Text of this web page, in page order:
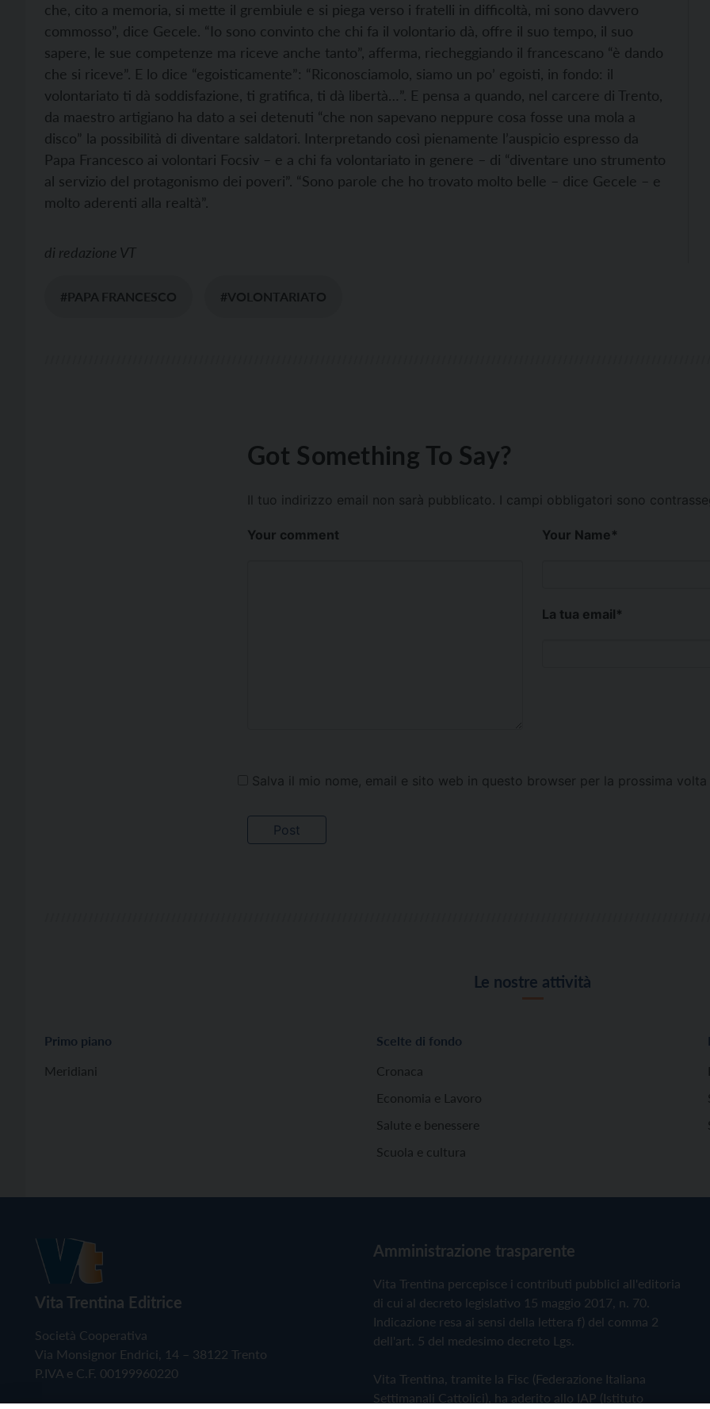
che, cito a memoria, si mette il grembiule e si piega verso i fratelli in difficoltà, mi sono davvero
commosso”, dice Gecele. “Io sono convinto che chi fa il volontario dà, offre il suo tempo, il suo
sapere, le sue competenze ma riceve anche tanto”, afferma, riecheggiando il francescano “è dando
che si riceve”. E lo dice “egoisticamente”: “Riconosciamolo, siamo un po’ egoisti, in fondo: il
volontariato ti dà soddisfazione, ti gratifica, ti dà libertà…”. E pensa a quando, nel carcere di Trento,
da maestro artigiano ha dato a sei detenuti “che non sapevano neppure cosa fosse una mola a
disco” la possibilità di diventare saldatori. Interpretando così pienamente l’auspicio espresso da
Papa Francesco ai volontari Focsiv – e a chi fa volontariato in genere – di “diventare uno strumento
al servizio del protagonismo dei poveri”. “Sono parole che ho trovato molto belle – dice Gecele – e
molto aderenti alla realtà”.
di redazione VT
#PAPA FRANCESCO #VOLONTARIATO
Got Something To Say?
Il tuo indirizzo email non sarà pubblicato. I campi obbligatori sono
Your comment Your Name*
La tua email*
Salva il mio nome, email e sito web in questo browser per la prossima
Le nostre attività
Primo piano
Meridiani
Scelte di fondo
Cronaca
Economia e Lavoro
Salute e benessere
Scuola e cultura
Vita Trentina Editrice
Società Cooperativa
Via Monsignor Endrici, 14 – 38122 Trento
P.IVA e C.F. 00199960220
Amministrazione trasparente
Vita Trentina percepisce i contributi pubblici all'editoria
di cui al decreto legislativo 15 maggio 2017, n. 70.
Indicazione resa ai sensi della lettera f) del comma 2
dell'art. 5 del medesimo decreto Lgs.
Vita Trentina, tramite la Fisc (Federazione Italiana
Settimanali Cattolici), ha aderito allo IAP (Istituto